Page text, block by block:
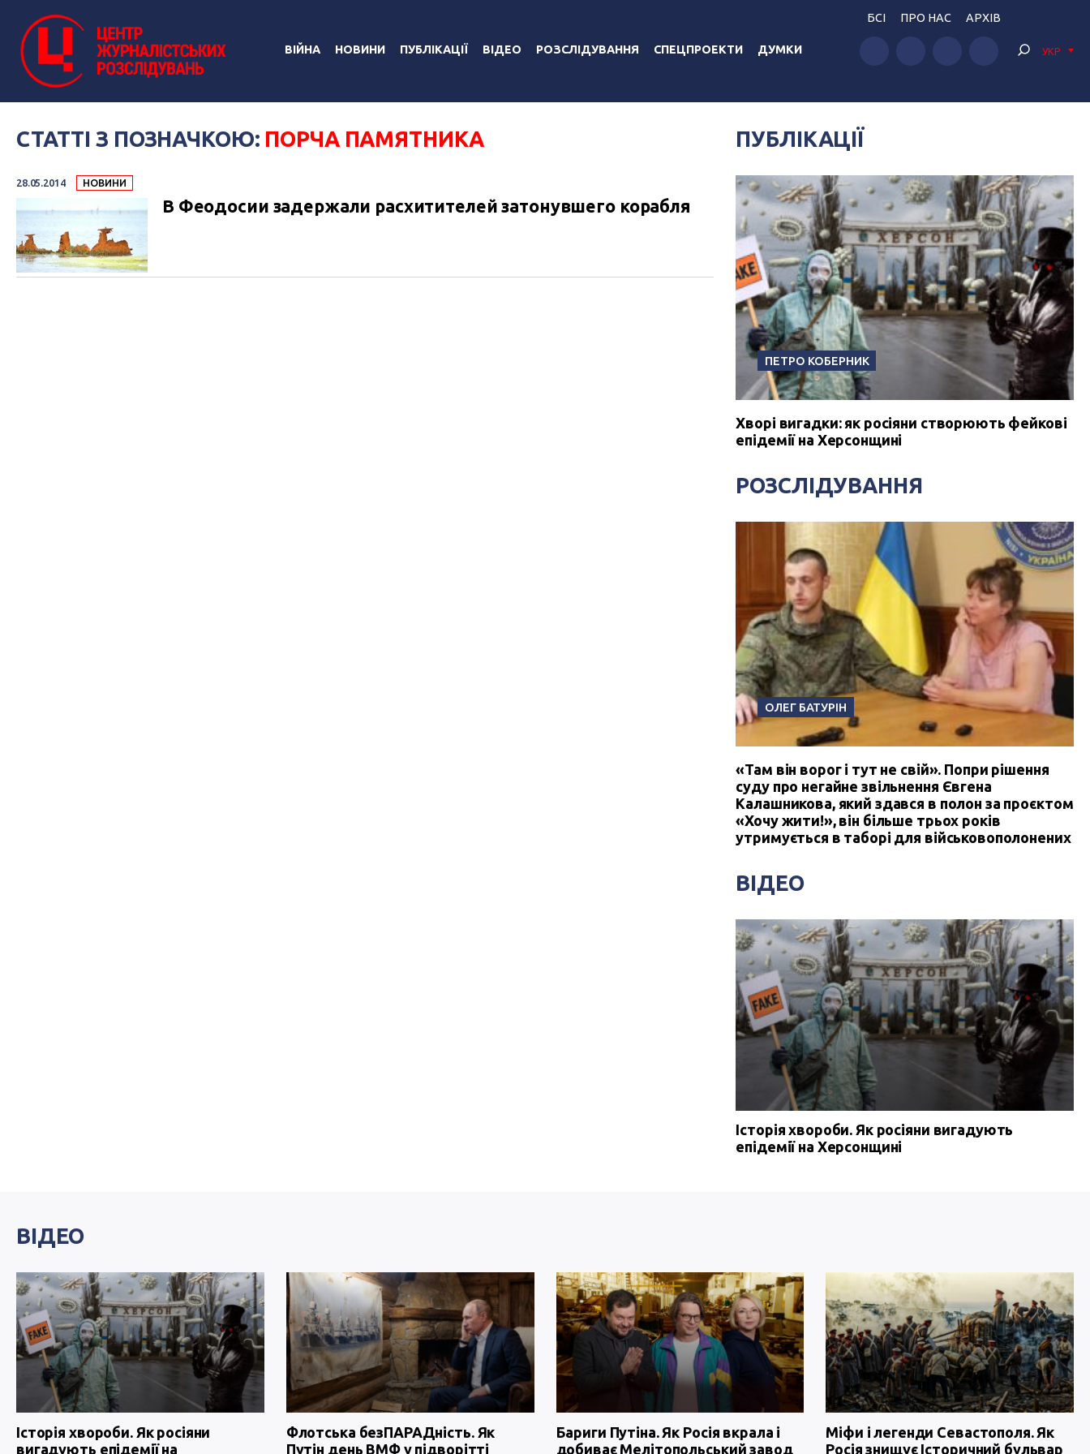
ВІЙНА НОВИНИ ПУБЛІКАЦІЇ ВІДЕО РОЗСЛІДУВАННЯ СПЕЦПРОЕКТИ ДУМКИ
БСІ ПРО НАС АРХІВ
УКР
СТАТТІ З ПОЗНАЧКОЮ: ПОРЧА ПАМЯТНИКА
28.05.2014 НОВИНИ
В Феодосии задержали расхитителей затонувшего корабля
ПУБЛІКАЦІЇ
ПЕТРО КОБЕРНИК
Хворі вигадки: як росіяни створюють фейкові
епідемії на Херсонщині
РОЗСЛІДУВАННЯ
ОЛЕГ БАТУРІН
«Там він ворог і тут не свій». Попри рішення
суду про негайне звільнення Євгена
Калашникова, який здався в полон за проєктом
«Хочу жити!», він більше трьох років
утримується в таборі для військовополонених
ВІДЕО
Історія хвороби. Як росіяни вигадують
епідемії на Херсонщині
ВІДЕО
Історія хвороби. Як росіяни
вигадують епідемії на
Флотська безПАРАДність. Як
Путін день ВМФ у підворітті
Бариги Путіна. Як Росія вкрала і
добиває Мелітопольський завод
Міфи і легенди Севастополя. Як
Росія знищує Історичний бульвар